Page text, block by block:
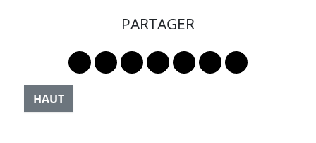
PARTAGER
Lien vers le profil Mastodon
Lien vers le profil Bluesky
Lien vers le profil Instagram
Lien vers le profil Linkedin
Lien vers le profil
Lien vers le profil
Partager par
HAUT